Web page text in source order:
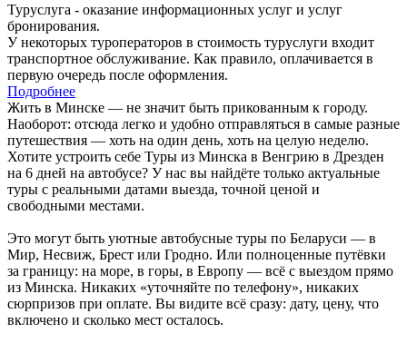
Туруслуга - оказание информационных услуг и услуг
бронирования.
У некоторых туроператоров в стоимость туруслуги входит
транспортное обслуживание. Как правило, оплачивается в
первую очередь после оформления.
Подробнее
Жить в Минске — не значит быть прикованным к городу.
Наоборот: отсюда легко и удобно отправляться в самые разные
путешествия — хоть на один день, хоть на целую неделю.
Хотите устроить себе Туры из Минска в Венгрию в Дрезден
на 6 дней на автобусе? У нас вы найдёте только актуальные
туры с реальными датами выезда, точной ценой и
свободными местами.
Это могут быть уютные автобусные туры по Беларуси — в
Мир, Несвиж, Брест или Гродно. Или полноценные путёвки
за границу: на море, в горы, в Европу — всё с выездом прямо
из Минска. Никаких «уточняйте по телефону», никаких
сюрпризов при оплате. Вы видите всё сразу: дату, цену, что
включено и сколько мест осталось.